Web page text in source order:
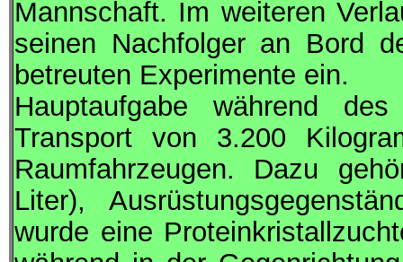
Mannschaft. Im weiteren
seinen Nachfolger an Bord
betreuten Experimente ein.
Hauptaufgabe während
Transport von 3.200
Raumfahrzeugen. Dazu
Liter),
wurde eine